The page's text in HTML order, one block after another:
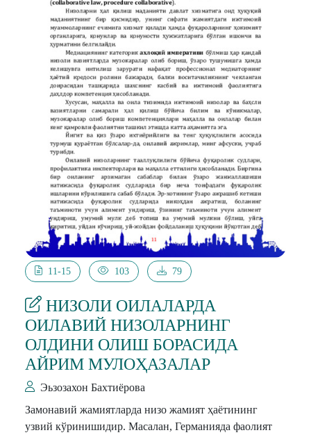
experiences. Creativity spans various fields, including
literature, visual arts, music, and design, and is often
considered a uniquely human trait.
11-15 103 79
НИЗОЛИ ОИЛАЛАРДА
ОИЛАВИЙ НИЗОЛАРНИНГ
ОЛДИНИ ОЛИШ БОРАСИДА
АЙРИМ МУЛОҲАЗАЛАР
Эьзозахон Бахтиёрова
Замонавий жамиятларда низо жамият ҳаётининг
узвий кўринишидир. Масалан, Германияда фаолият